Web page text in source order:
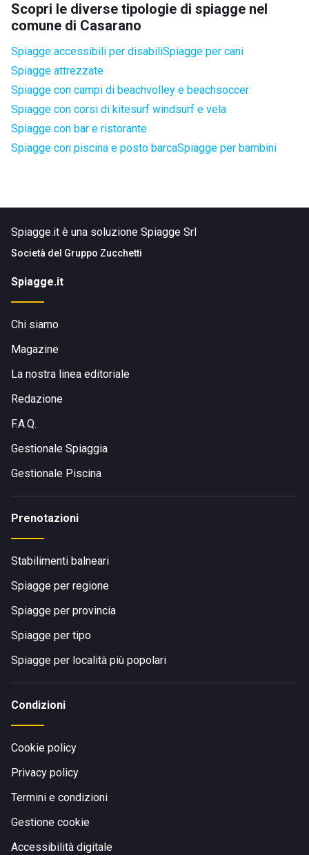
Scopri le diverse tipologie di spiagge nel
comune di Casarano
Spiagge accessibili per disabiliSpiagge per cani
Spiagge attrezzate
Spiagge con campi di beachvolley e beachsoccer
Spiagge con corsi di kitesurf windsurf e vela
Spiagge con bar e ristorante
Spiagge con piscina e posto barcaSpiagge per bambini
Spiagge.it è una soluzione Spiagge Srl
Società del Gruppo Zucchetti
Spiagge.it
Chi siamo
Magazine
La nostra linea editoriale
Redazione
F.A.Q.
Gestionale Spiaggia
Gestionale Piscina
Prenotazioni
Stabilimenti balneari
Spiagge per regione
Spiagge per provincia
Spiagge per tipo
Spiagge per località più popolari
Condizioni
Cookie policy
Privacy policy
Termini e condizioni
Gestione cookie
Accessibilità digitale